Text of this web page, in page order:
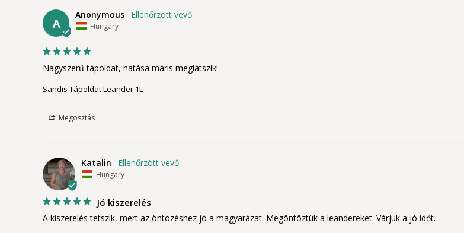
A
Anonymous
Hungary
Nagyszerű tápoldat, hatása máris meglátszik!
Sandis Tápoldat Leander 1L
Megosztás
Katalin
Hungary
Jó kiszerelés
A kiszerelés tetszik, mert az öntözéshez jó a magyarázat. Megöntöztük a leandereket. Várjuk a jó időt.